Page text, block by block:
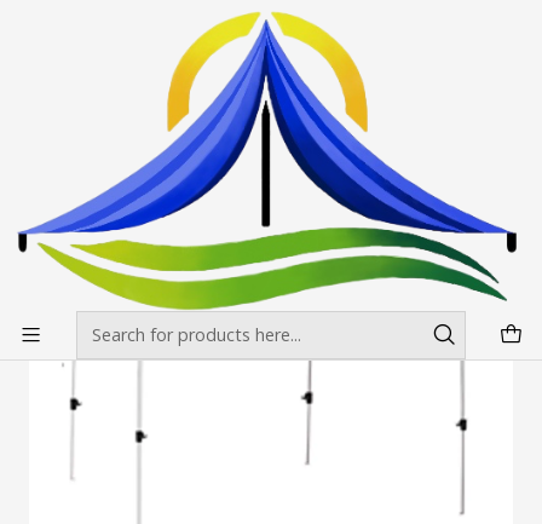
Envíos gratis desde $500.000 en Santiago
Toldos Aluminio Hex
Toldo 3X3 Aluminio Hex
Toldos Aluminio Hexagonales 2x3 Colores